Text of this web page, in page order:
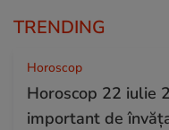
TRENDING
Horoscop
Horoscop 22 iulie
important de